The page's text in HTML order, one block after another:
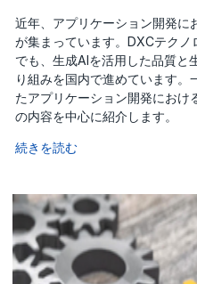
近年、アプリケーション開発に
が集まっています。DXCテクノ
でも、生成AIを活用した品質と
り組みを国内で進めています。
たアプリケーション開発におけ
の内容を中心に紹介します。
続きを読む